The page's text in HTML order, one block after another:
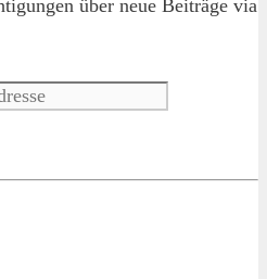
über neue Beiträge via